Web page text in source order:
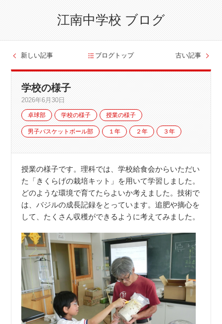
江南中学校 ブログ
新しい記事 古い記事
ブログトップ
学校の様子
2026年6月30日
卓球部 学校の様子 授業の様子
男子バスケットボール部 １年 ２年 ３年
授業の様子です。理科では、学校給食会からいただい
た「きくらげの栽培キット」を用いて学習しました。
どのような環境で育てたらよいか考えました。技術で
は、バジルの成長記録をとっています。追肥や摘心を
して、たくさん収穫ができるように考えてみました。